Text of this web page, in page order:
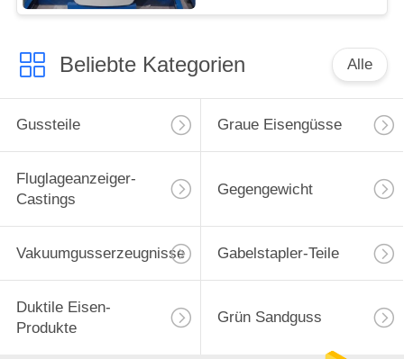
Beliebte Kategorien Alle
Gussteile Graue Eisengüsse
Fluglageanzeiger-
Castings
Gegengewicht
Vakuumgusserzeugnisse Gabelstapler-Teile
Duktile Eisen-
Produkte
Grün Sandguss